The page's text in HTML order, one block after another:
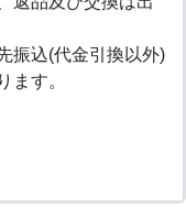
振込(代金引換以外)
ます。